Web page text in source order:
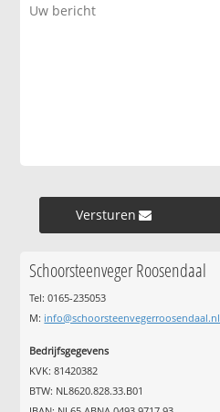
Versturen »
Schoorsteenveger Roosendaal
Tel: 0165-235053
M: info@schoorsteenvegerroosendaal.nl
Bedrijfsgegevens
KVK: 81420382
BTW: NL8620.828.33.B01